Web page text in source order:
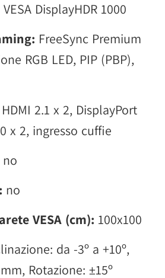
VESA DisplayHDR 1000
FreeSync Premium
RGB LED, PIP (PBP),
HDMI 2.1 x 2, DisplayPort
x 2, ingresso cuffie
no
no
VESA (cm): 100x100
da -3º a +10º,
Rotazione: ±15º